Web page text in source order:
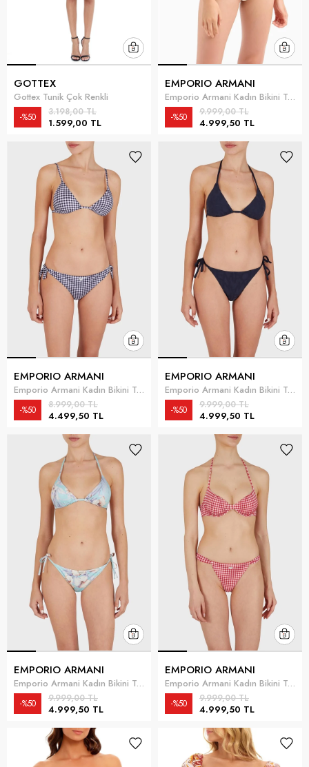
GOTTEX
Gottex Tunik Çok Renkli
1.599,00 TL
3.198,00 TL
%50
EMPORIO ARMANI
Emporio Armani Kadın Bikini Takımı Ekru
4.999,50 TL
9.999,00 TL
%50
EMPORIO ARMANI
Emporio Armani Kadın Bikini Takımı Beyaz
4.499,50 TL
8.999,00 TL
%50
EMPORIO ARMANI
Emporio Armani Kadın Bikini Takımı Lacivert
4.999,50 TL
9.999,00 TL
%50
EMPORIO ARMANI
Emporio Armani Kadın Bikini Takımı Çok Renkli
4.999,50 TL
9.999,00 TL
%50
EMPORIO ARMANI
Emporio Armani Kadın Bikini Takımı Çok Renkli
4.999,50 TL
9.999,00 TL
%50